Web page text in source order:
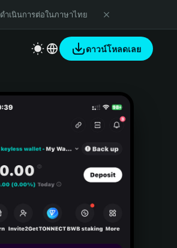
ดำเนินการต่อในภาษาไทย
ดาวน์โหลดเลย